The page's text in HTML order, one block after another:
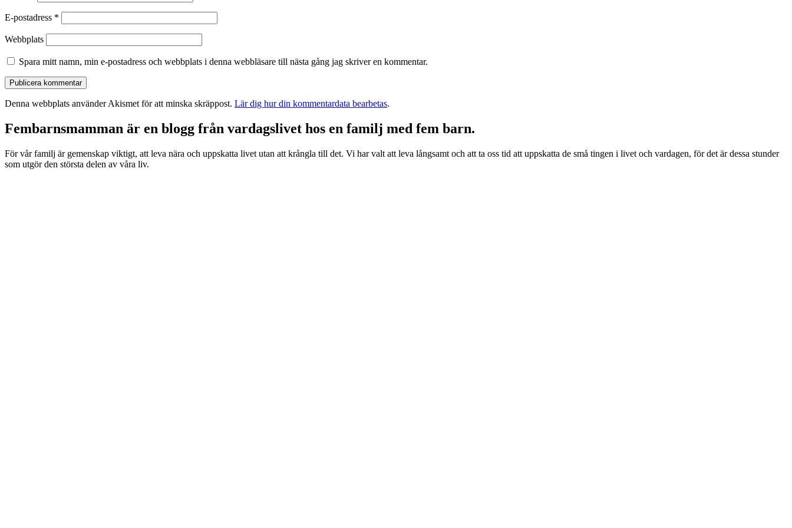
E-postadress *
Webbplats
Spara mitt namn, min e-postadress och webbplats i denna webbläsare till nästa gång jag skriver en kommentar.
Denna webbplats använder Akismet för att minska skräppost. Lär dig hur din kommentardata bearbetas.
Fembarnsmamman är en blogg från vardagslivet hos en familj med fem barn.
För vår familj är gemenskap viktigt, att leva nära och uppskatta livet utan att krångla till det. Vi har valt att leva långsamt och att ta oss tid att uppskatta de små tingen i livet och vardagen, för det är dessa stunder
som utgör den största delen av våra liv.